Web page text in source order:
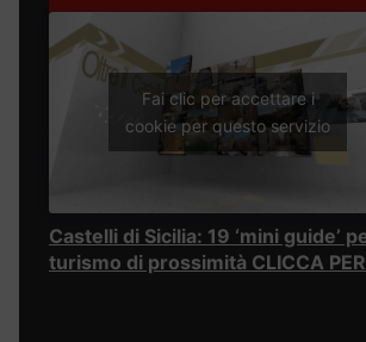
Fai clic per accettare i
cookie per questo servizio
Castelli di Sicilia: 19 ‘mini guide’
turismo di prossimità CLICCA PER